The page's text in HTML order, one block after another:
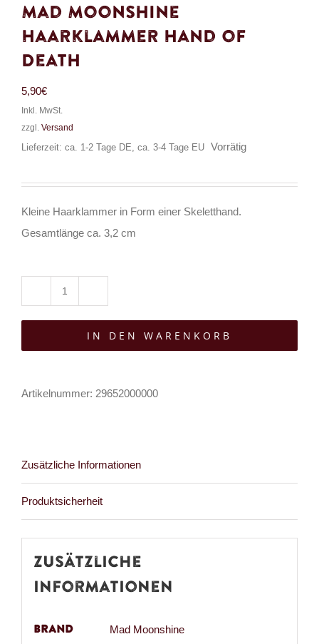
Mad Moonshine
Haarklammer Hand of
Death
5,90€
Inkl. MwSt.
zzgl. Versand
Lieferzeit: ca. 1-2 Tage DE, ca. 3-4 Tage EU
Vorrätig
Kleine Haarklammer in Form einer Skeletthand.
Gesamtlänge ca. 3,2 cm
Moonshine
Haarklammer
IN DEN WARENKORB
Artikelnummer: 29652000000
Zusätzliche Informationen
Produktsicherheit
Zusätzliche
Informationen
Brand Mad Moonshine